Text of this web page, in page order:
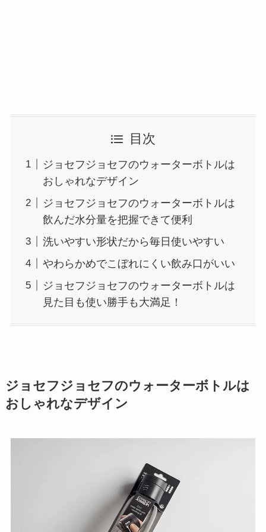
目次
ジョセフジョセフのウォーターボトルは
おしゃれなデザイン
ジョセフジョセフのウォーターボトルは
飲んだ水分量を把握できて便利
洗いやすい形状だから毎日使いやすい
やわらかめでこぼれにくい飲み口がいい
ジョセフジョセフのウォーターボトルは
見た目も使い勝手も大満足！
ジョセフジョセフのウォーターボトルは
おしゃれなデザイン